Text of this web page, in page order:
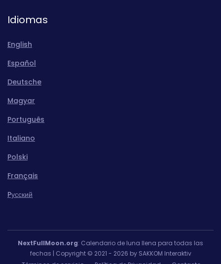
Idiomas
English
Español
Deutsche
Magyar
Português
Italiano
Polski
Français
Pусский
NextFullMoon.org: Calendario de luna llena para todas las
fechas | Copyright © 2021 - 2026 by SAKKOM Interaktiv